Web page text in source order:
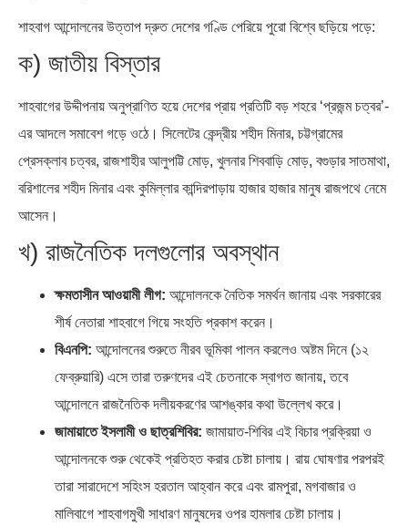
শাহবাগ আন্দোলনের উত্তাপ দ্রুত দেশের গণ্ডি পেরিয়ে পুরো বিশ্বে ছড়িয়ে পড়ে:
ক) জাতীয় বিস্তার
শাহবাগের উদ্দীপনায় অনুপ্রাণিত হয়ে দেশের প্রায় প্রতিটি বড় শহরে ‘প্রজন্ম চত্বর’-
এর আদলে সমাবেশ গড়ে ওঠে। সিলেটের কেন্দ্রীয় শহীদ মিনার, চট্টগ্রামের
প্রেসক্লাব চত্বর, রাজশাহীর আলুপট্টি মোড়, খুলনার শিববাড়ি মোড়, বগুড়ার সাতমাথা,
বরিশালের শহীদ মিনার এবং কুমিল্লার কান্দিরপাড়ায় হাজার হাজার মানুষ রাজপথে নেমে
আসেন।
খ) রাজনৈতিক দলগুলোর অবস্থান
ক্ষমতাসীন আওয়ামী লীগ: আন্দোলনকে নৈতিক সমর্থন জানায় এবং সরকারের
শীর্ষ নেতারা শাহবাগে গিয়ে সংহতি প্রকাশ করেন।
বিএনপি: আন্দোলনের শুরুতে নীরব ভূমিকা পালন করলেও অষ্টম দিনে (১২
ফেব্রুয়ারি) এসে তারা তরুণদের এই চেতনাকে স্বাগত জানায়, তবে
আন্দোলনে রাজনৈতিক দলীয়করণের আশঙ্কার কথা উল্লেখ করে।
জামায়াতে ইসলামী ও ছাত্রশিবির: জামায়াত-শিবির এই বিচার প্রক্রিয়া ও
আন্দোলনকে শুরু থেকেই প্রতিহত করার চেষ্টা চালায়। রায় ঘোষণার পরপরই
তারা সারাদেশে সহিংস হরতাল আহ্বান করে এবং রামপুরা, মগবাজার ও
মালিবাগে শাহবাগমুখী সাধারণ মানুষদের ওপর হামলার চেষ্টা চালায়।